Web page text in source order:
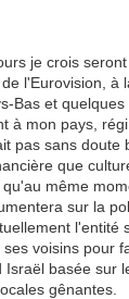
je crois
l'Eurovision, à
Bas et
à mon pays,
pas sans doute
que
même
sur la
l'entité
voisins pour
Israël basée sur
gênantes.